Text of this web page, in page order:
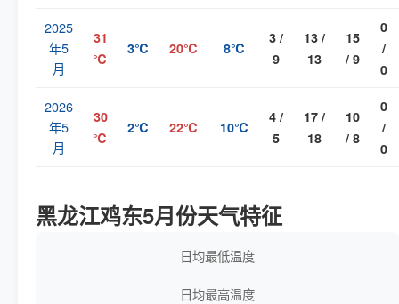
2025
年5
月
31
℃
3℃ 20℃ 8℃
3 /
9
13 /
13
15
/ 9
0
/
0
2026
年5
月
30
℃
2℃ 22℃ 10℃
4 /
5
17 /
18
10
/ 8
0
/
0
黑龙江鸡东5月份天气特征
日均最低温度
日均最高温度